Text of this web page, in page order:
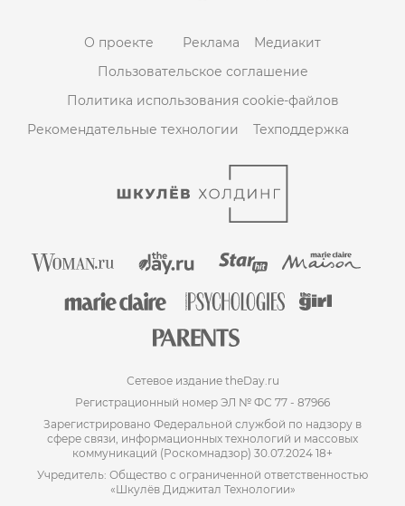
О проекте Реклама
Медиакит
Пользовательское соглашение
Политика использования cookie-файлов
Рекомендательные технологии
Техподдержка
Сетевое издание theDay.ru
Регистрационный номер ЭЛ № ФС 77 - 87966
Зарегистрировано Федеральной службой по надзору в
сфере связи, информационных технологий и массовых
коммуникаций (Роскомнадзор) 30.07.2024 18+
Учредитель: Общество с ограниченной ответственностью
«Шкулёв Диджитал Технологии»